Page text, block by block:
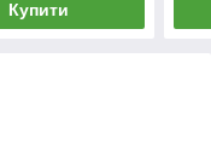
Купити